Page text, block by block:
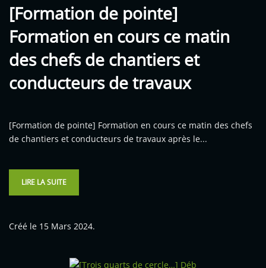
[Formation de pointe]
Formation en cours ce matin
des chefs de chantiers et
conducteurs de travaux
[Formation de pointe] Formation en cours ce matin des chefs
de chantiers et conducteurs de travaux après le...
LIRE LA SUITE
Créé le 15 Mars 2024.